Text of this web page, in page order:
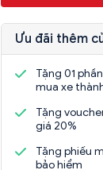
Ưu đãi thêm
Tặng 01
mua xe
Tặng
giá 20%
Tặng phiếu
bảo hiểm